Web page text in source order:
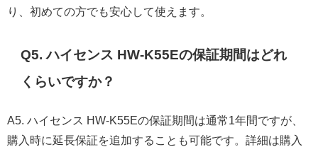
り、初めての方でも安心して使えます。
Q5. ハイセンス HW-K55Eの保証期間はどれ
くらいですか？
A5. ハイセンス HW-K55Eの保証期間は通常1年間ですが、
購入時に延長保証を追加することも可能です。詳細は購入